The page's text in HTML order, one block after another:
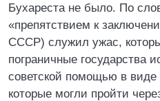
Бухареста не было. По
«препятствием к
СССР) служил ужас,
пограничные государства
советской помощью в виде
которые могли пройти